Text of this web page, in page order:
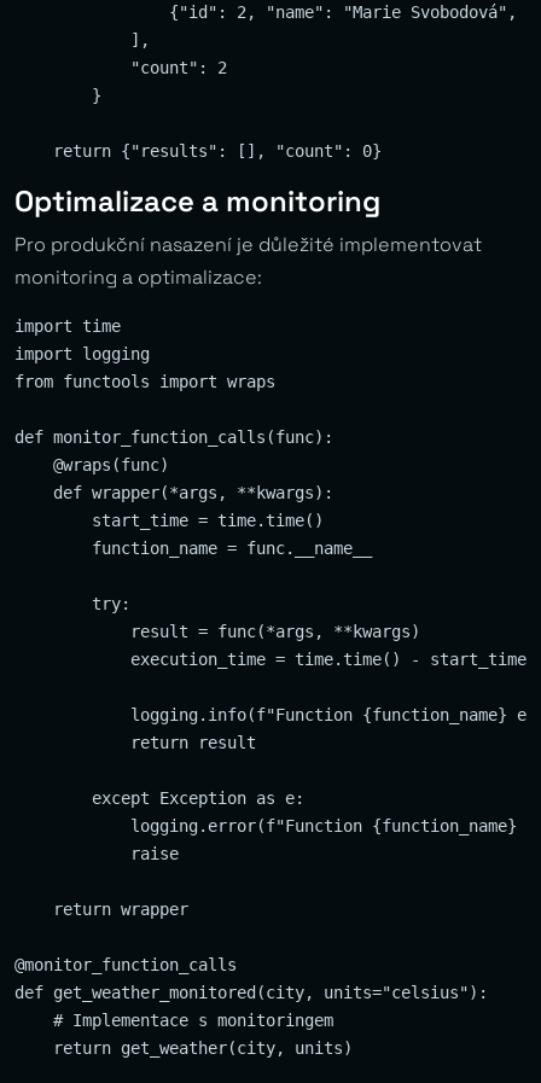
{"id": 2, "name": "Marie Svobodová",
            ],
            "count": 2
        }
Optimalizace a monitoring
Pro produkční nasazení je důležité implementovat
monitoring a optimalizace:
import time
import logging
from functools import wraps
def monitor_function_calls(func):
    @wraps(func)
    def wrapper(*args, **kwargs):
        start_time = time.time()
        function_name = func.__name__
        try:
            result = func(*args, **kwargs)
            execution_time = time.time() - start_time
logging.info(f"Function {function_name}
            return result
        except Exception as e:
logging.error(f"Function {function_name}
            raise
    return wrapper
@monitor_function_calls
def get_weather_monitored(city, units="celsius"):
    # Implementace s monitoringem